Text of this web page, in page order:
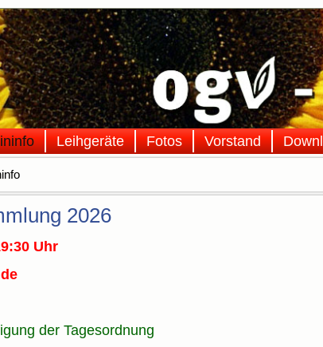
Leihgeräte Fotos Vorstand
2026
Uhr
der Tagesordnung